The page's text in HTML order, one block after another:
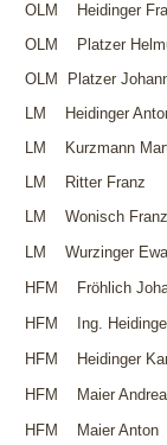
OLM Heidinger
OLM Platzer
OLM Platzer
LM Heidinger
LM Kurzmann
LM Ritter Franz
LM Wonisch
LM Wurzinger
HFM Fröhlich
HFM Ing.
HFM Heidinger
HFM Maier
HFM Maier Anton